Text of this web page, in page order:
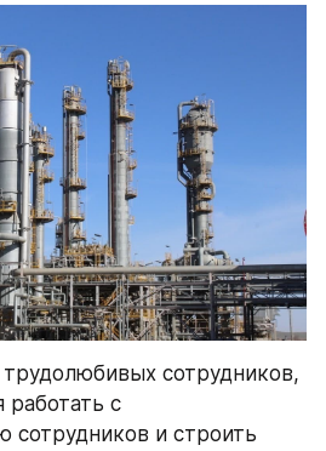
сотрудников,
работать с
сотрудников и строить